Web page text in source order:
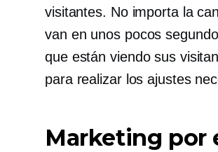
visitantes. No importa la
van en unos pocos
que están viendo sus
para realizar los ajustes
Marketing por